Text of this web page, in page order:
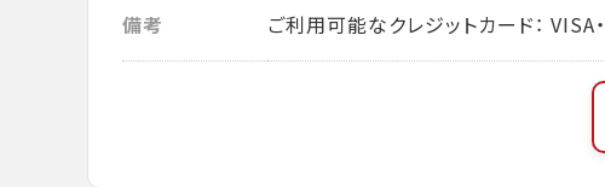
備考 ご利用可能なクレジットカード：